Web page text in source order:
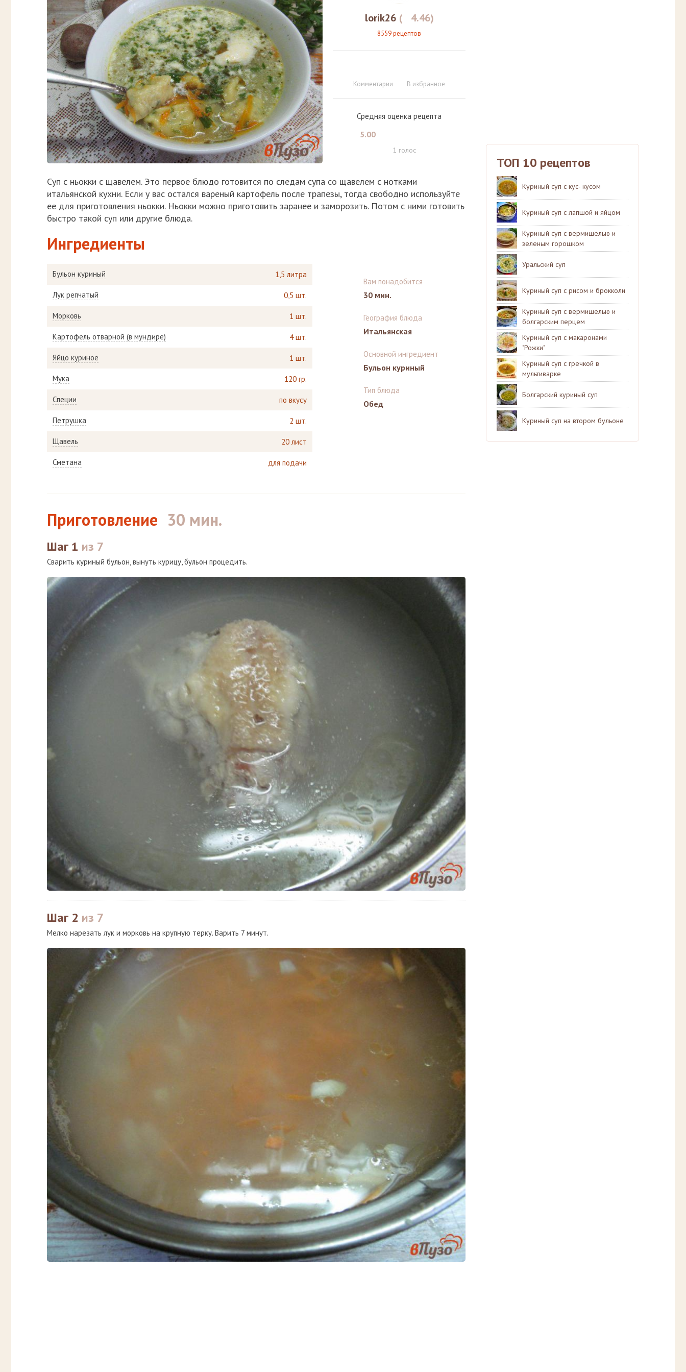
lorik26 ( 4.46)
8559 рецептов
Комментарии В избранное
Средняя оценка рецепта
5.00
1 голос
Суп с ньокки с щавелем. Это первое блюдо готовится по следам супа со щавелем с нотками
итальянской кухни. Если у вас остался вареный картофель после трапезы, тогда свободно используйте
ее для приготовления ньокки. Ньокки можно приготовить заранее и заморозить. Потом с ними готовить
быстро такой суп или другие блюда.
Ингредиенты
Бульон куриный 1,5 литра
Лук репчатый 0,5 шт.
Морковь 1 шт.
Картофель отварной (в мундире) 4 шт.
Яйцо куриное 1 шт.
Мука 120 гр.
Специи по вкусу
Петрушка 2 шт.
Щавель 20 лист
Сметана для подачи
Вам понадобится
30 мин.
География блюда
Итальянская
Основной ингредиент
Бульон куриный
Тип блюда
Обед
Приготовление 30 мин.
Шаг 1 из 7
Сварить куриный бульон, вынуть курицу, бульон процедить.
Шаг 2 из 7
Мелко нарезать лук и морковь на крупную терку. Варить 7 минут.
ТОП 10 рецептов
Куриный суп с кус- кусом
Куриный суп с лапшой и яйцом
Куриный суп с вермишелью и
зеленым горошком
Уральский суп
Куриный суп с рисом и брокколи
Куриный суп с вермишелью и
болгарским перцем
Куриный суп с макаронами
"Рожки"
Куриный суп с гречкой в
мультиварке
Болгарский куриный суп
Куриный суп на втором бульоне